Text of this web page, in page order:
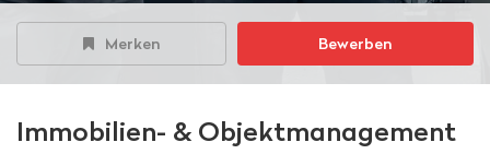
Merken Bewerben
Immobilien- & Objektmanagement